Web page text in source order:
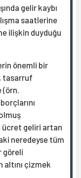
gelir kaybı
saatlerine
ilişkin duyduğu
önemli bir
tasarruf
(örn.
ücret geliri artan
neredeyse tüm
göreli
altını çizmek